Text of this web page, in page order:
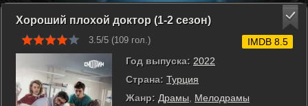
Хороший плохой доктор (1-2 сезон)
3.5/5 (109 гол.)
Год выпуска: 2022
Страна: Турция
Жанр: Драмы
Мелодрамы
IMDB 8.5